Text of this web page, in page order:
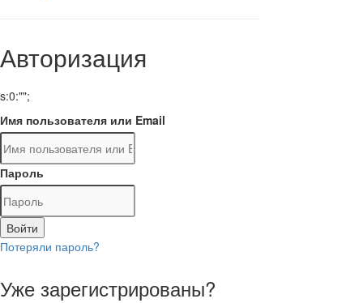
Авторизация
s:0:"";
Имя пользователя или Email
Пароль
Войти
Потеряли пароль?
Уже зарегистрированы?